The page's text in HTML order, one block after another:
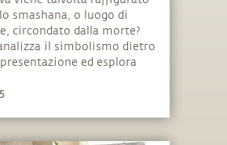
smashana, o luogo di
circondato dalla morte?
il simbolismo dietro
ed esplora